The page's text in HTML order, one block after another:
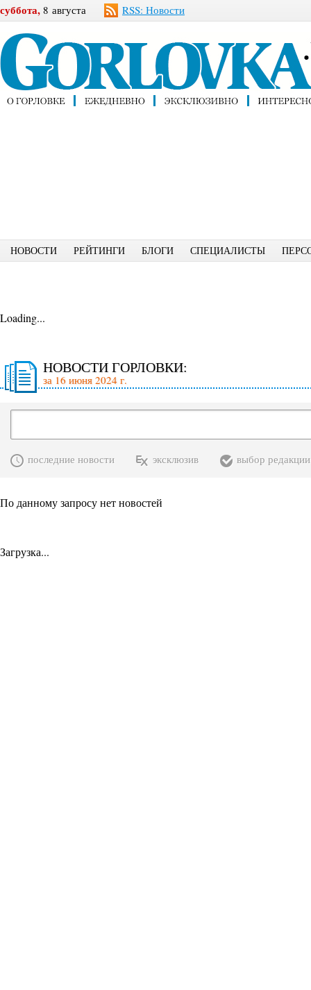
суббота, 8 августа RSS: Новости
НОВОСТИ РЕЙТИНГИ БЛОГИ СПЕЦИАЛИСТЫ
Loading...
НОВОСТИ ГОРЛОВКИ:
за 16 июня 2024 г.
последние новости эксклюзив выбор редакции
По данному запросу нет новостей
Загрузка...